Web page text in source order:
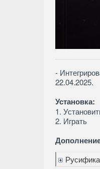
-
22.04.2025.
Установка:
1.
2. Играть